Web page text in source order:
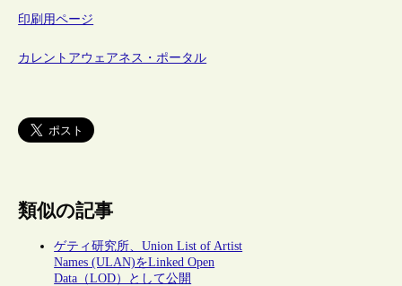
印刷用ページ
カレントアウェアネス・ポータル
類似の記事
ゲティ研究所、Union List of Artist
Names (ULAN)をLinked Open
Data（LOD）として公開